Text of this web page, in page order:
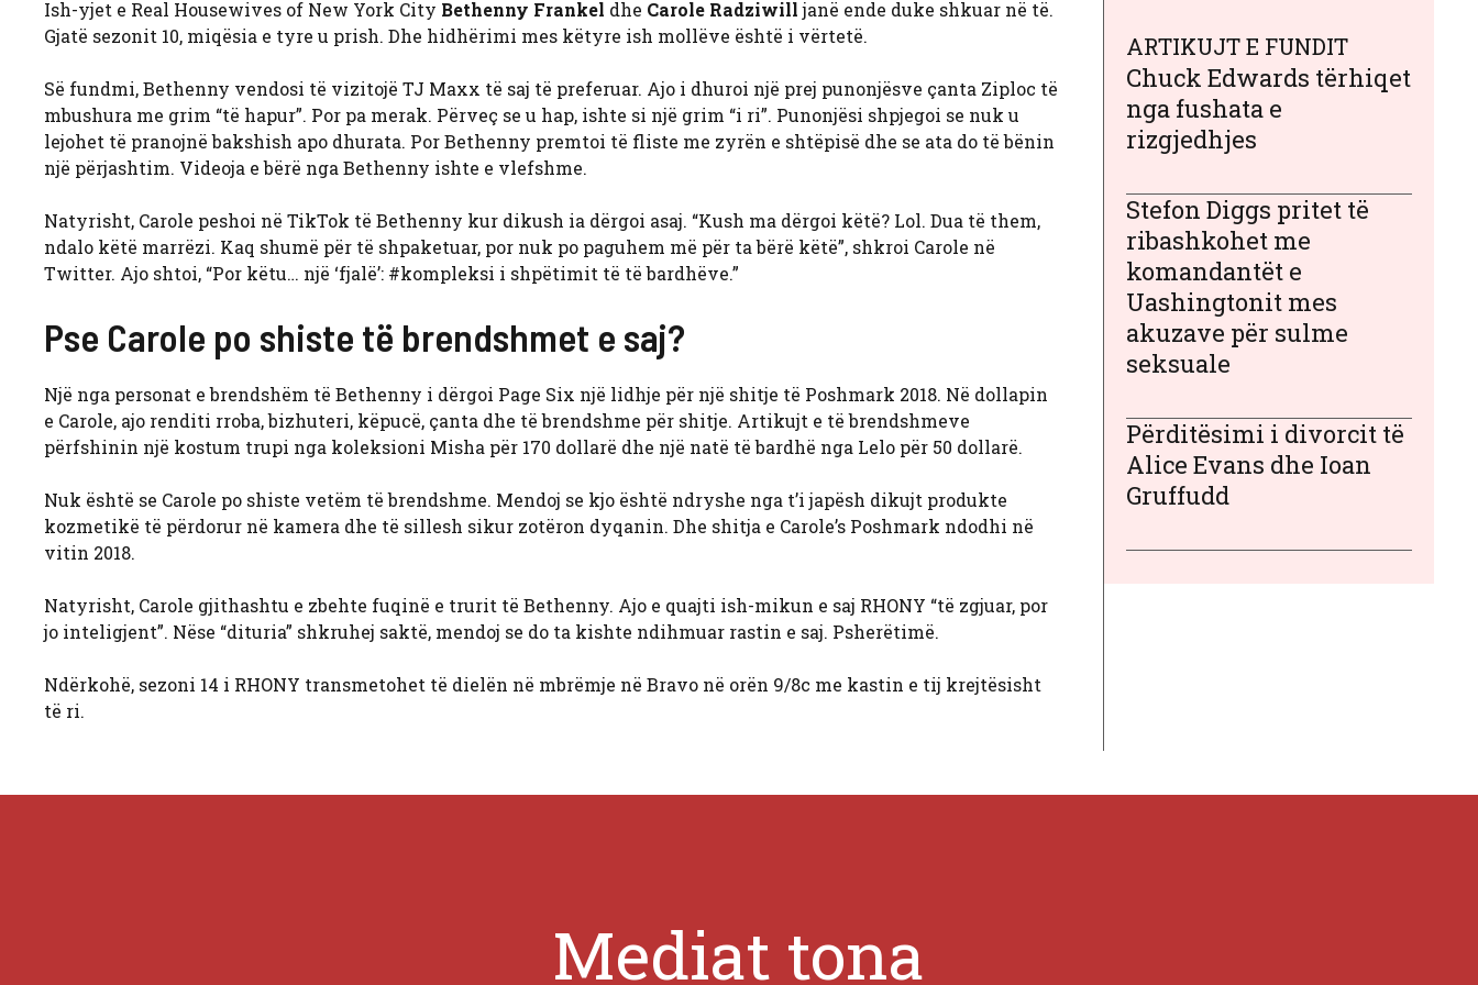
Ish-yjet e Real Housewives of New York City Bethenny Frankel dhe Carole Radziwilljanë ende duke shkuar në të.
Gjatë sezonit 10, miqësia e tyre u prish. Dhe hidhërimi mes këtyre ish mollëve është i vërtetë.
Së fundmi, Bethenny vendosi të vizitojë TJ Maxx të saj të preferuar. Ajo i dhuroi një prej punonjësve çanta Ziploc të
mbushura me grim “të hapur”. Por pa merak. Përveç se u hap, ishte si një grim “i ri”. Punonjësi shpjegoi se nuk u
lejohet të pranojnë bakshish apo dhurata. Por Bethenny premtoi të fliste me zyrën e shtëpisë dhe se ata do të bënin
një përjashtim. Videoja e bërë nga Bethenny ishte e vlefshme.
Natyrisht, Carole peshoi në TikTok të Bethenny kur dikush ia dërgoi asaj. “Kush ma dërgoi këtë? Lol. Dua të them,
ndalo këtë marrëzi. Kaq shumë për të shpaketuar, por nuk po paguhem më për ta bërë këtë”, shkroi Carole në
Twitter. Ajo shtoi, “Por këtu… një ‘fjalë’: #kompleksi i shpëtimit të të bardhëve.”
Pse Carole po shiste të brendshmet e saj?
Një nga personat e brendshëm të Bethenny i dërgoi Page Six një lidhje për një shitje të Poshmark 2018. Në dollapin
e Carole, ajo renditi rroba, bizhuteri, këpucë, çanta dhe të brendshme për shitje. Artikujt e të brendshmeve
përfshinin një kostum trupi nga koleksioni Misha për 170 dollarë dhe një natë të bardhë nga Lelo për 50 dollarë.
Nuk është se Carole po shiste vetëm të brendshme. Mendoj se kjo është ndryshe nga t’i japësh dikujt produkte
kozmetikë të përdorur në kamera dhe të sillesh sikur zotëron dyqanin. Dhe shitja e Carole’s Poshmark ndodhi në
vitin 2018.
Natyrisht, Carole gjithashtu e zbehte fuqinë e trurit të Bethenny. Ajo e quajti ish-mikun e saj RHONY “të zgjuar, por
jo inteligjent”. Nëse “dituria” shkruhej saktë, mendoj se do ta kishte ndihmuar rastin e saj. Psherëtimë.
Ndërkohë, sezoni 14 i RHONY transmetohet të dielën në mbrëmje në Bravo në orën 9/8c me kastin e tij krejtësisht
të ri.
ARTIKUJT E FUNDIT
Chuck Edwards tërhiqet
nga fushata e
rizgjedhjes
Stefon Diggs pritet të
ribashkohet me
komandantët e
Uashingtonit mes
akuzave për sulme
seksuale
Përditësimi i divorcit të
Alice Evans dhe Ioan
Gruffudd
Mediat tona